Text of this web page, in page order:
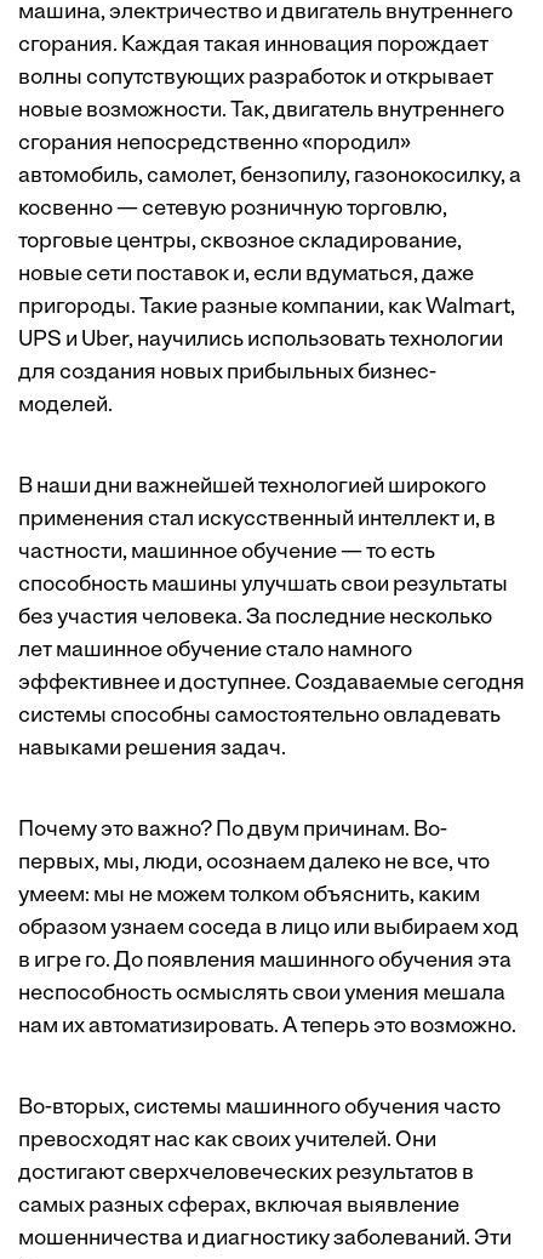
машина, электричество и двигатель внутреннего
сгорания. Каждая такая инновация порождает
волны сопутствующих разработок и открывает
новые возможности. Так, двигатель внутреннего
сгорания непосредственно «породил»
автомобиль, самолет, бензопилу, газонокосилку, а
косвенно — сетевую розничную торговлю,
торговые центры, сквозное складирование,
новые сети поставок и, если вдуматься, даже
пригороды. Такие разные компании, как Walmart,
UPS и Uber, научились использовать технологии
для создания новых прибыльных бизнес-
моделей.
В наши дни важнейшей технологией широкого
применения стал искусственный интеллект и, в
частности, машинное обучение — то есть
способность машины улучшать свои результаты
без участия человека. За последние несколько
лет машинное обучение стало намного
эффективнее и доступнее. Создаваемые сегодня
системы способны самостоятельно овладевать
навыками решения задач.
Почему это важно? По двум причинам. Во-
первых, мы, люди, осознаем далеко не все, что
умеем: мы не можем толком объяснить, каким
образом узнаем соседа в лицо или выбираем ход
в игре го. До появления машинного обучения эта
неспособность осмыслять свои умения мешала
нам их автоматизировать. А теперь это возможно.
Во-вторых, системы машинного обучения часто
превосходят нас как своих учителей. Они
достигают сверхчеловеческих результатов в
самых разных сферах, включая выявление
мошенничества и диагностику заболеваний. Эти